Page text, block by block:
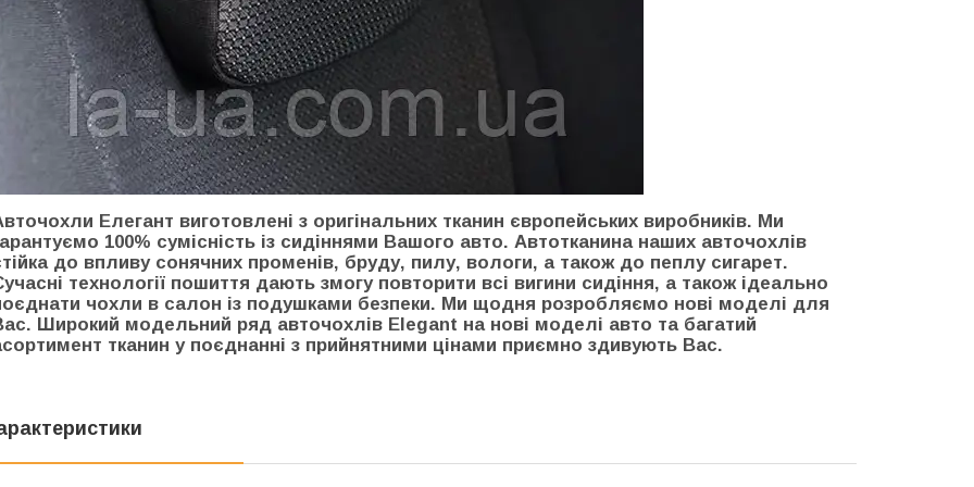
Елегант виготовлені з оригінальних тканин європейських виробників. Ми
100% сумісність із сидіннями Вашого авто. Автотканина наших авточохлів
до впливу сонячних променів, бруду, пилу, вологи, а також до пеплу сигарет.
технології пошиття дають змогу повторити всі вигини сидіння, а також ідеально
чохли в салон із подушками безпеки. Ми щодня розробляємо нові моделі для
Широкий модельний ряд авточохлів Elegant на нові моделі авто та багатий
тканин у поєднанні з прийнятними цінами приємно здивують Вас.